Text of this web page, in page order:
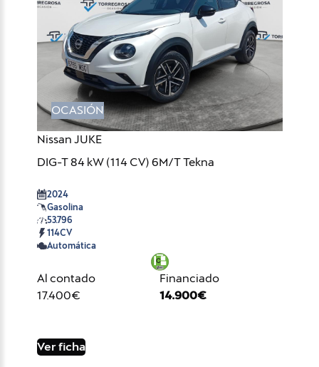
OCASIÓN
Nissan JUKE
DIG-T 84 kW (114 CV) 6M/T Tekna
2024
Gasolina
53.796
114CV
Automática
Al contado
17.400€
Financiado
14.900€
Ver ficha